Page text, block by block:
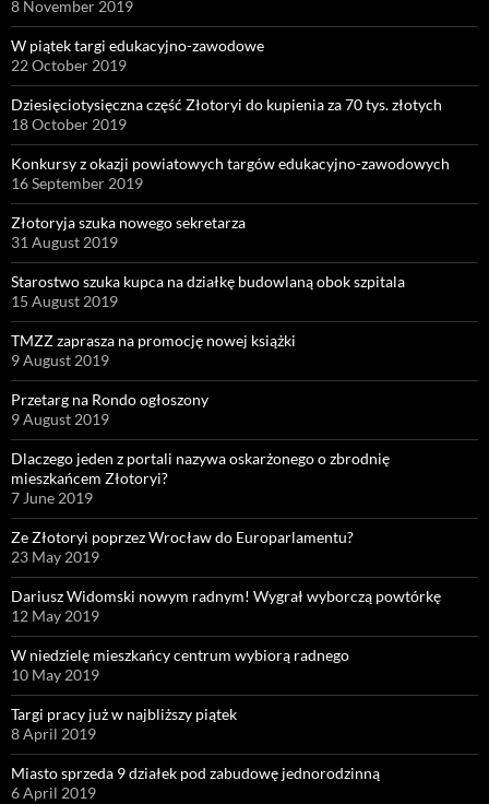
8 November 2019
W piątek targi edukacyjno-zawodowe
22 October 2019
Dziesięciotysięczna część Złotoryi do kupienia za 70 tys. złotych
18 October 2019
Konkursy z okazji powiatowych targów edukacyjno-zawodowych
16 September 2019
Złotoryja szuka nowego sekretarza
31 August 2019
Starostwo szuka kupca na działkę budowlaną obok szpitala
15 August 2019
TMZZ zaprasza na promocję nowej książki
9 August 2019
Przetarg na Rondo ogłoszony
9 August 2019
Dlaczego jeden z portali nazywa oskarżonego o zbrodnię
mieszkańcem Złotoryi?
7 June 2019
Ze Złotoryi poprzez Wrocław do Europarlamentu?
23 May 2019
Dariusz Widomski nowym radnym! Wygrał wyborczą powtórkę
12 May 2019
W niedzielę mieszkańcy centrum wybiorą radnego
10 May 2019
Targi pracy już w najbliższy piątek
8 April 2019
Miasto sprzeda 9 działek pod zabudowę jednorodzinną
6 April 2019